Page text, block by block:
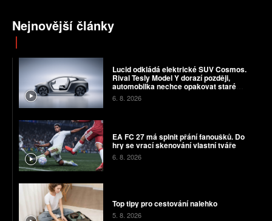
Nejnovější články
Lucid odkládá elektrické SUV Cosmos.
Rival Tesly Model Y dorazí později,
automobilka nechce opakovat staré
chyby
6. 8. 2026
EA FC 27 má splnit přání fanoušků. Do
hry se vrací skenování vlastní tváře
6. 8. 2026
Top tipy pro cestování nalehko
5. 8. 2026